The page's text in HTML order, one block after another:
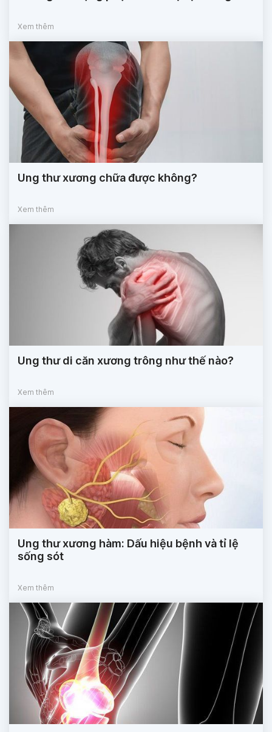
Xem thêm
Ung thư xương chữa được không?
Xem thêm
Ung thư di căn xương trông như thế nào?
Xem thêm
Ung thư xương hàm: Dấu hiệu bệnh và tỉ lệ
sống sót
Xem thêm